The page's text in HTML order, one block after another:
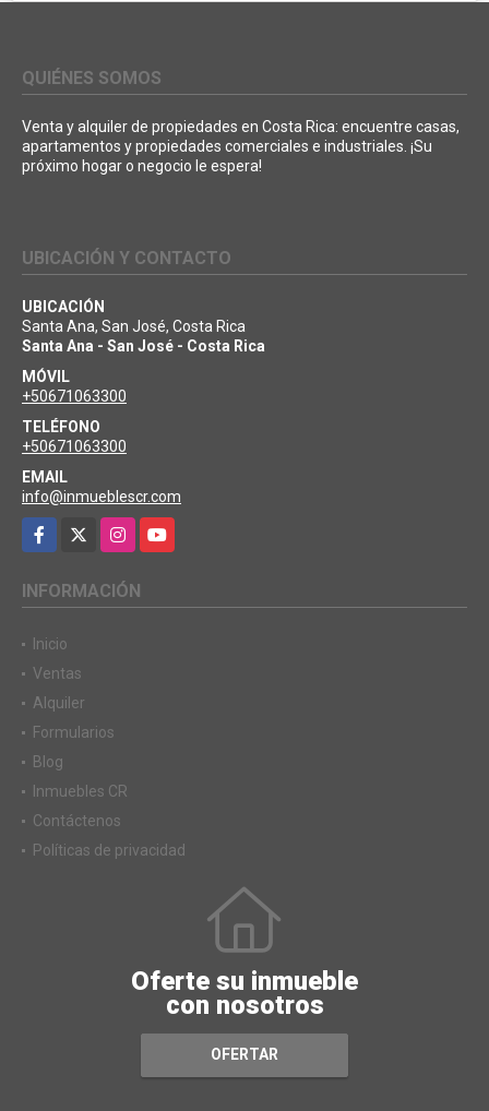
QUIÉNES SOMOS
Venta y alquiler de propiedades en Costa Rica: encuentre casas,
apartamentos y propiedades comerciales e industriales. ¡Su
próximo hogar o negocio le espera!
UBICACIÓN Y CONTACTO
UBICACIÓN
Santa Ana, San José, Costa Rica
Santa Ana - San José - Costa Rica
MÓVIL
+50671063300
TELÉFONO
+50671063300
EMAIL
info@inmueblescr.com
Facebook
InstagramYouTube
INFORMACIÓN
Inicio
Ventas
Alquiler
Formularios
Blog
Inmuebles CR
Contáctenos
Políticas de privacidad
Oferte su inmueble
con nosotros
OFERTAR